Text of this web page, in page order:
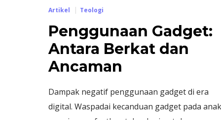
Artikel
Teologi
Penggunaan Gadget:
Antara Berkat dan
Ancaman
Dampak negatif penggunaan gadget di era
digital. Waspadai kecanduan gadget pada anak
remaja, manfaatkan teknologi untuk